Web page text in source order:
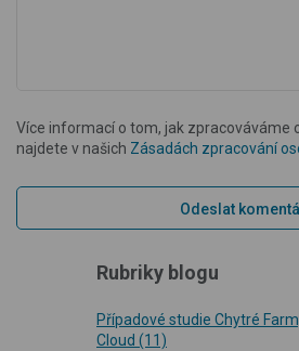
Více informací o tom, jak zpracováváme
najdete v našich Zásadách zpracování
Rubriky blogu
Případové studie Chytré
Cloud (11)